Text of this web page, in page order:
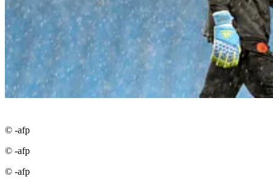
© -afp
© -afp
© -afp